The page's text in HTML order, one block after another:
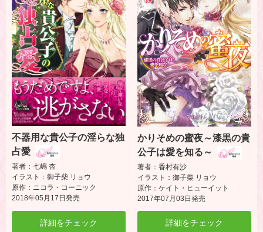
不器用な貴公子の淫らな独
占愛
著者：七嶋 杏
イラスト：御子柴 リョウ
原作：ニコラ・コーニック
2018年05月17日発売
詳細をチェック
かりそめの蜜夜～漆黒の貴
公子は愛を知る～
著者：香村有沙
イラスト：御子柴 リョウ
原作：ケイト・ヒューイット
2017年07月03日発売
詳細をチェック